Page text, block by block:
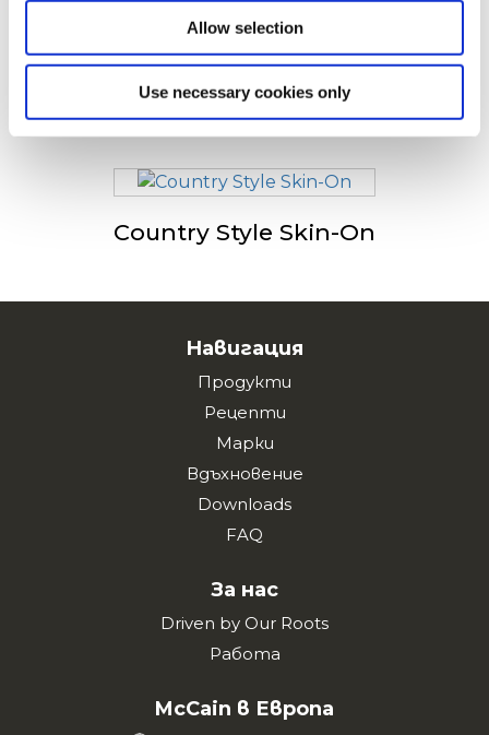
Allow selection
Use necessary cookies only
Tradistyle Fries
Country Style Skin-On
Навигация
Продукти
Рецепти
Марки
Вдъхновение
Downloads
FAQ
За нас
Driven by Our Roots
Работа
McCain в Европа